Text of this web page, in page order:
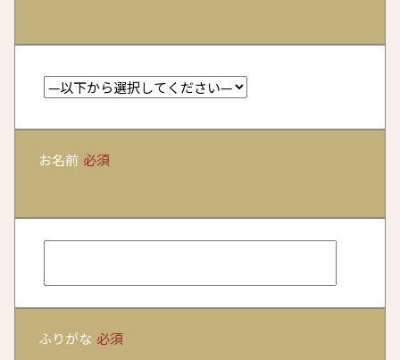
お名前 必須
ふりがな 必須